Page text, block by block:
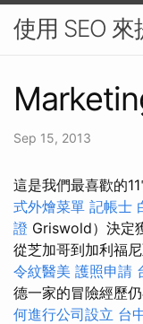
使用 SEO
Sep 15, 2013
這是我們最喜歡的
式外燴菜單 記帳士
證 Griswold）決定
從芝加哥到加利福
令紋醫美 護照申請
德一家的冒險經歷
何進行公司設立 台